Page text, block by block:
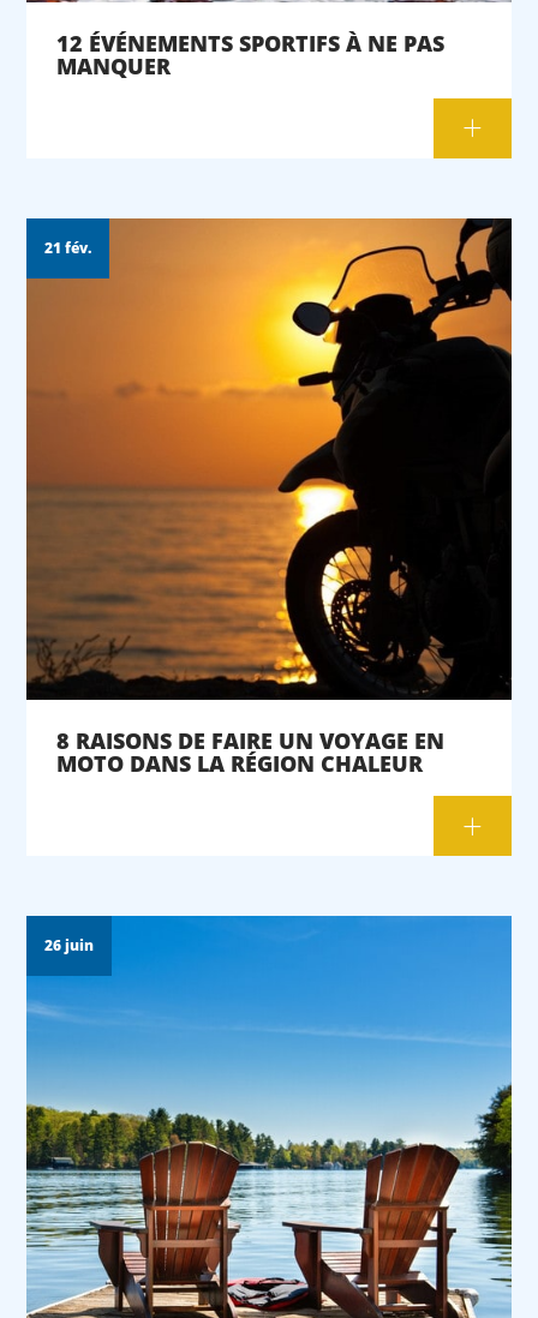
12 ÉVÉNEMENTS SPORTIFS À NE PAS
MANQUER
21 fév.
8 RAISONS DE FAIRE UN VOYAGE EN
MOTO DANS LA RÉGION CHALEUR
26 juin